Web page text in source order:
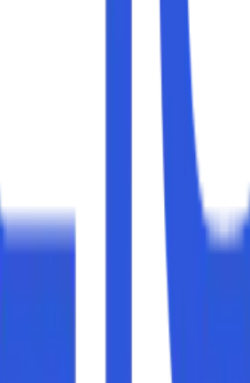
pemeliharaan rutin, atau
pada kecepatan internet.
perangkat Anda seperti laptop
video secara bersamaan,
Wi-Fi.